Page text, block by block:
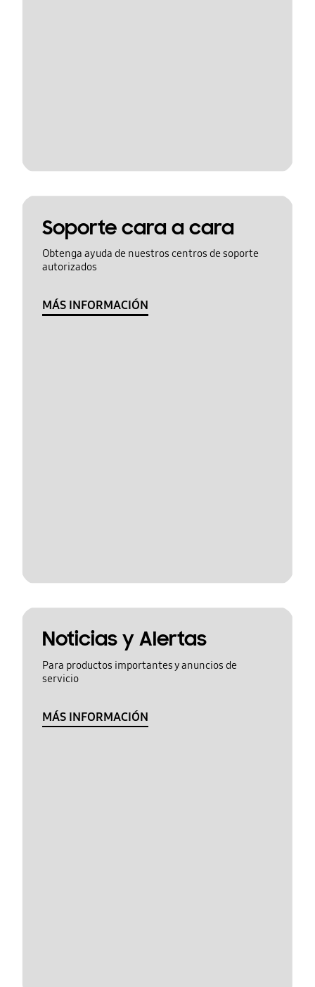
Soporte cara a cara
Obtenga ayuda de nuestros centros de soporte
autorizados
MÁS INFORMACIÓN
Noticias y Alertas
Para productos importantes y anuncios de
servicio
MÁS INFORMACIÓN